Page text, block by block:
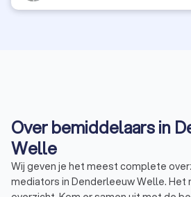
Over bemiddelaars in
Welle
Wij geven je het meest complete
mediators in Denderleeuw Welle.